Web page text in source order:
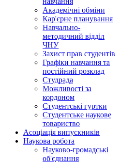
Академічні обміни
Кар'єрне планування
Навчально-
методичний відділ
ЧНУ
Захист прав студентів
Графіки навчання та
постійний розклад
Студрада
Можливості за
кордоном
Студентські гуртки
Студентське наукове
товариство
Асоціація випускників
Наукова робота
Науково-громадські
об'єднання